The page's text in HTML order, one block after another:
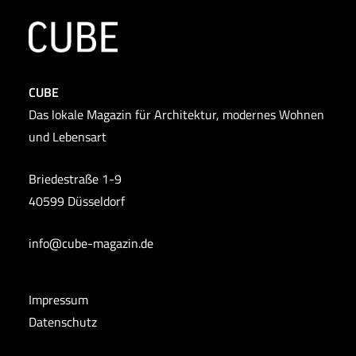
CUBE
Das lokale Magazin für Architektur, modernes Wohnen
und Lebensart
Briedestraße 1-9
40599 Düsseldorf
info@cube-magazin.de
Impressum
Datenschutz